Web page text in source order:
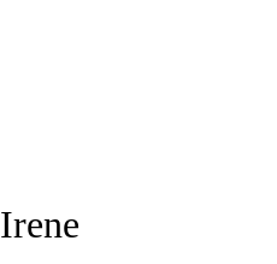
Irene